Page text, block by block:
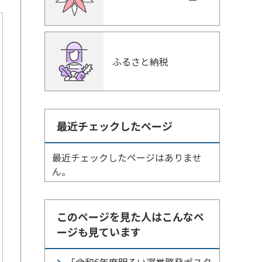
ふるさと納税
最近チェックしたページ
最近チェックしたページはありませ
ん。
このページを見た人はこんなペ
ージも見ています